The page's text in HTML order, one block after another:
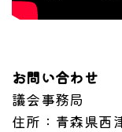
お問い合わせ
議会事務局
住所 ：青森県